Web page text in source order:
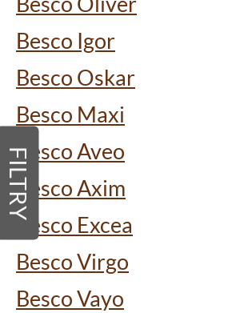
FILTRY
Besco Igor
Besco Oskar
Besco Maxi
Besco Aveo
Besco Axim
Besco Excea
Besco Virgo
Besco Vayo